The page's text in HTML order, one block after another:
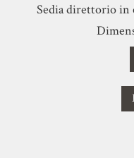
Sedia direttorio in